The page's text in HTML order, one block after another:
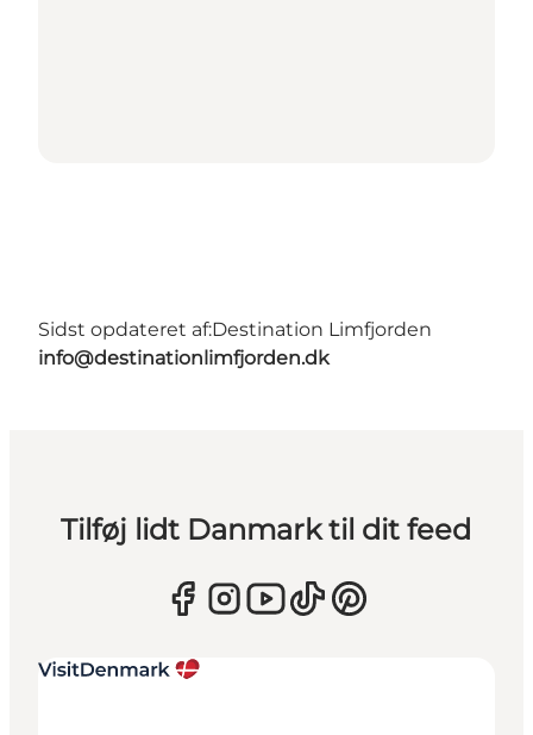
Sidst opdateret af:Destination Limfjorden
info@destinationlimfjorden.dk
Tilføj lidt Danmark til dit feed